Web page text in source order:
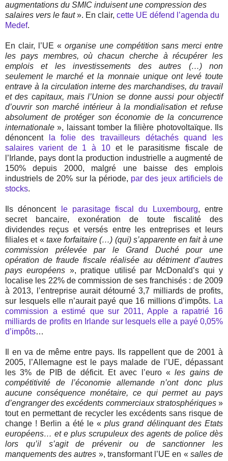
augmentations du SMIC induisent une compression des
salaires vers le faut». En clair, cette UE défend l’agenda du
Medef.
En clair, l’UE «organise une compétition sans merci entre
les pays membres, où chacun cherche à récupérer les
emplois et les investissements des autres (…) non
seulement le marché et la monnaie unique ont levé toute
entrave à la circulation interne des marchandises, du travail
et des capitaux, mais l’Union se donne aussi pour objectif
d’ouvrir son marché intérieur à la mondialisation et refuse
absolument de protéger son économie de la concurrence
internationale», laissant tomber la filière photovoltaïque. Ils
dénoncent
la folie des travailleurs détachés quand les
salaires varient de 1 à 10 et le parasitisme fiscale de
l’Irlande, pays dont la production industrielle a augmenté de
150% depuis 2000, malgré une baisse des emplois
industriels de 20% sur la période, par des jeux artificiels de
stocks.
Ils dénoncent le parasitage fiscal du Luxembourg, entre
secret bancaire, exonération de toute fiscalité des
dividendes reçus et versés entre les entreprises et leurs
filiales et « taxe forfaitaire (…) (qui) s’apparente en fait à une
commission prélevée par le Grand Duché pour une
opération de fraude fiscale réalisée au détriment d’autres
pays européens », pratique utilisé par McDonald’s qui y
localise les 22% de commission de ses franchisés : de 2009
à 2013, l’entreprise aurait détourné 3,7 milliards de profits,
sur lesquels elle n’aurait payé que 16 millions d’impôts. La
commission a estimé que sur 2011, Apple a rapatrié 16
milliards de profits en Irlande sur lesquels elle a payé 0,05%
d’impôts…
Il en va de même entre pays. Ils rappellent que de 2001 à
2005, l’Allemagne est le pays malade de l’UE, dépassant
les 3% de PIB de déficit. Et avec l’euro «les gains de
compétitivité de l’économie allemande n’ont donc plus
aucune conséquence monétaire, ce qui permet au pays
d’engranger des excédents commerciaux stratosphériques »
tout en permettant de recycler les excédents sans risque de
change ! Berlin a été le «plus grand délinquant des Etats
européens… et e plus scrupuleux des agents de police dès
lors qu’il s’agit de prévenir ou de sanctionner les
manquements des autres », transformant l’UE en « salles de